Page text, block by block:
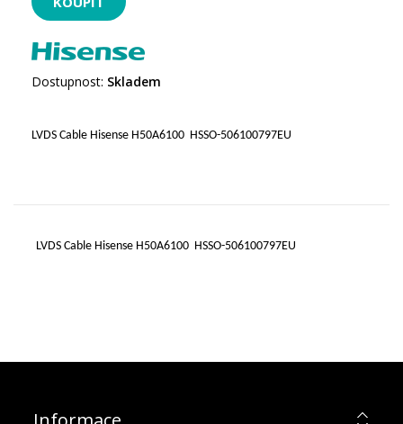
Dostupnost: Skladem
LVDS Cable Hisense H50A6100 HSSO-506100797EU
LVDS Cable Hisense H50A6100 HSSO-506100797EU